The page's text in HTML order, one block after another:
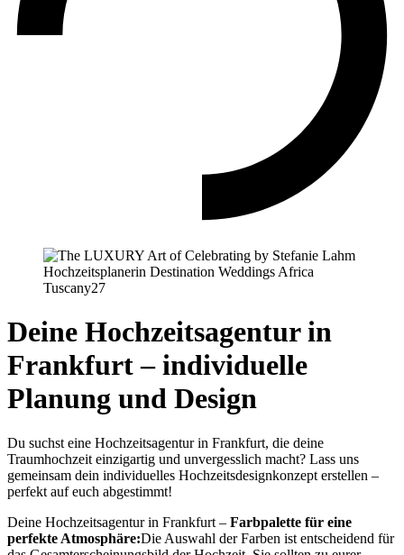
Deine Hochzeitsagentur in
Frankfurt – individuelle
Planung und Design
Du suchst eine Hochzeitsagentur in Frankfurt, die deine
Traumhochzeit einzigartig und unvergesslich macht? Lass uns
gemeinsam dein individuelles Hochzeitsdesignkonzept erstellen –
perfekt auf euch abgestimmt!
Deine Hochzeitsagentur in Frankfurt – Farbpalette für eine
perfekte Atmosphäre:Die Auswahl der Farben ist entscheidend für